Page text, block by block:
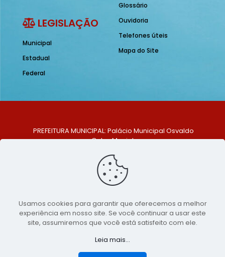
LEGISLAÇÃO
Municipal
Estadual
Federal
Glossário
Ouvidoria
Telefones úteis
Mapa do Site
PREFEITURA MUNICIPAL: Palácio Municipal Osvaldo
Celso Maciel
Centro, São Bento do Una - PE. CEP: 553370-128
TELEFONE: (81) 99548-1569
E-MAIL: ouvidoria@saobentodouna.pe.gov.br
Copyright 2021-2026 - Assessoria de Comunicação da
Prefeitura de São Bento do Una - PE
Página desenvolvida pela agência de
publicidadeLumusWeb - Agência Digital
Usamos cookies para garantir que oferecemos a melhor
experiência em nosso site. Se você continuar a usar este
site, assumiremos que você está satisfeito com ele.
Leia mais...